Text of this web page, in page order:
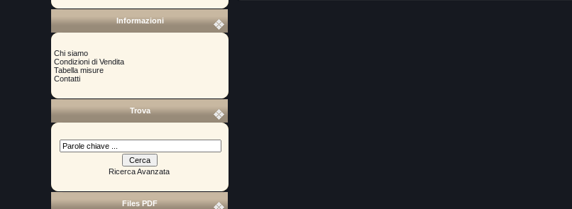
Informazioni
Chi siamo
Condizioni di Vendita
Tabella misure
Contatti
Trova
Ricerca Avanzata
Files PDF